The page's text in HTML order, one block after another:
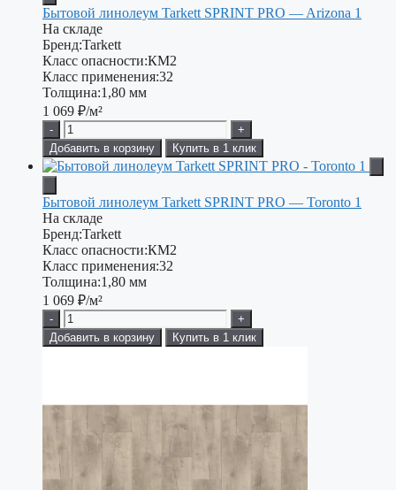
Бытовой линолеум Tarkett SPRINT PRO — Arizona 1
На складе
Бренд:Tarkett
Класс опасности:КМ2
Класс применения:32
Толщина:1,80 мм
1 069 ₽/м²
-
+
Добавить в корзину
Купить в 1 клик
Бытовой линолеум Tarkett SPRINT PRO — Toronto 1
На складе
Бренд:Tarkett
Класс опасности:КМ2
Класс применения:32
Толщина:1,80 мм
1 069 ₽/м²
-
+
Добавить в корзину
Купить в 1 клик